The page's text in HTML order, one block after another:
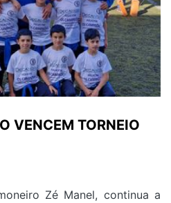
VENCEM TORNEIO
Zé Manel, continua a